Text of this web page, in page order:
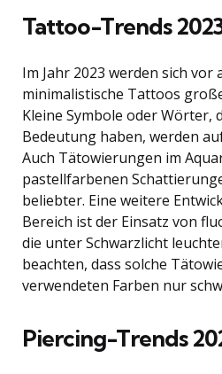
Tattoo-Trends
Im Jahr 2023 werden sich vor
minimalistische Tattoos
Kleine Symbole oder Wörter,
Bedeutung haben, werden
Auch Tätowierungen im
pastellfarbenen
beliebter. Eine weitere
Bereich ist der Einsatz von
die unter Schwarzlicht
beachten, dass solche
verwendeten Farben nur
Piercing-Trends